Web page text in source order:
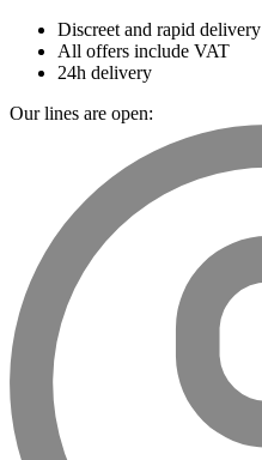
Discreet and rapid delivery
All offers include VAT
24h delivery
Our lines are open: